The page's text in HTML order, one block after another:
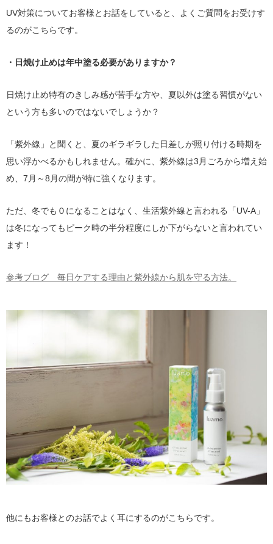
UV対策についてお客様とお話をしていると、よくご質問をお受けす
るのがこちらです。
・日焼け止めは年中塗る必要がありますか？
日焼け止め特有のきしみ感が苦手な方や、夏以外は塗る習慣がない
という方も多いのではないでしょうか？
「紫外線」と聞くと、夏のギラギラした日差しが照り付ける時期を
思い浮かべるかもしれません。確かに、紫外線は3月ごろから増え始
め、7月～8月の間が特に強くなります。
ただ、冬でも０になることはなく、生活紫外線と言われる「UV-A」
は冬になってもピーク時の半分程度にしか下がらないと言われてい
ます！
参考ブログ 毎日ケアする理由と紫外線から肌を守る方法。
他にもお客様とのお話でよく耳にするのがこちらです。